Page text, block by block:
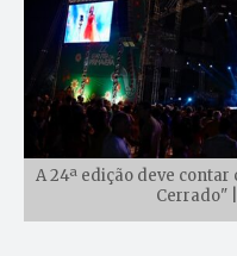
A 24ª edição deve
Cerrado"